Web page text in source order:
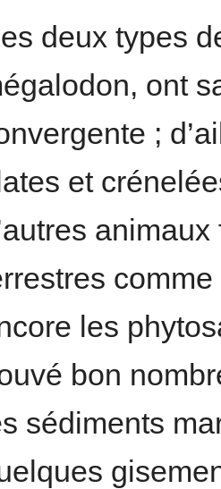
deux types
ont
;
et
les
bon
sédiments